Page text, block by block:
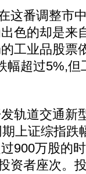
番调整市
色的却是来
工业品股票
幅超过5%,
道交通新
上证综指跌
900万股的
资者座次。